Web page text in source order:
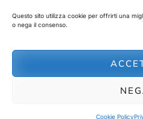
Questo sito utilizza cookie per offrirti una
o nega il consenso.
Cookie Policy
Link rapidi: